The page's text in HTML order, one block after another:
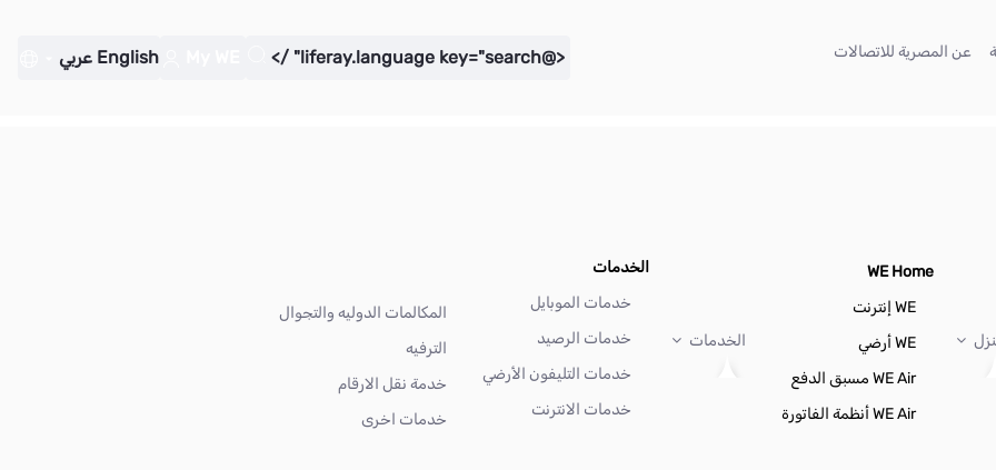
(current) عن المصرية للاتصالات <@liferay.language key="search" />
English عربي
WE Home
WE إنترنت
WE أرضي
WE Air مسبق الدفع
WE Air أنظمة الفاتورة
الخدمات
الخدمات
خدمات الموبايل
خدمات الرصيد
خدمات التليفون الأرضي
خدمات الانترنت
المكالمات الدوليه والتجوال
الترفيه
خدمة نقل الارقام
خدمات اخرى